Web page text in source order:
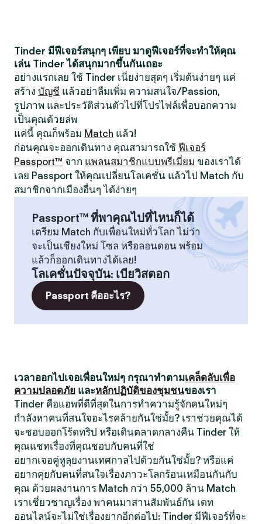
Tinder มีฟีเจอร์สนุกๆ เพียบ มาดูฟีเจอร์ที่จะทำให้คุณ
เล่น Tinder ได้สนุกมากขึ้นกันเถอะ
อย่างแรกเลย ใช้ Tinder เนี่ยง่ายสุดๆ เริ่มต้นง่ายๆ แค่
สร้าง บัญชี แล้วอย่าลืมเพิ่ม ความสนใจ/Passion,
รูปภาพ และประวัติส่วนตัวไปที่โปรไฟล์เพื่อบอกความ
เป็นคุณด้วยล่พ
แค่นี้ คุณก็พร้อม Match แล้ว!
ก่อนคุณจะออกเดินทาง คุณสามารถใช้ ฟีเจอร์
Passport™ จาก แพลนสมาชิกแบบพรีเมี่ยม ของเราได้
เลย Passport ให้คุณเปลี่ยนโลเคชั่น แล้วไป Match กับ
สมาชิกจากเมืองอื่นๆ ได้ง่ายๆ
Passport™ ที่พาคุณไปที่ไหนก็ได้
เตรียม Match กับเพื่อนใหม่ทั่วโลก ไม่ว่า
จะเป็นเชียงใหม่ โซล หรือลอนดอน พร้อม
แล้วก็ออกเดินทางได้เลย!
โลเคชั่นปัจจุบัน: เบียวิสตอก
Passport คืออะไร?
เวลาออกไปเจอเพื่อนใหม่ๆ กรุณาทำตามเคล็ดลับเพื่อ
ความปลอดภัย และหลักปฏิบัติของชุมชนของเรา
Tinder คือแอพที่ดีที่สุดในการทำความรู้จักคนใหม่ๆ
กำลังหาคนที่สนใจอะไรคล้ายกันใช่มั้ย? เราช่วยคุณได้
จะชอบออกโร้ดทริป หรือเดินตลาดกลางคืน Tinder ให้
คุณแชทเรื่องที่คุณชอบกับคนที่ใช่
อยากเจอคู่หูลุยงานเทศกาลไปด้วยกันใช่มั้ย? หรือแค่
อยากคุยกับคนที่สนใจเรื่องภาวะโลกร้อนเหมือนกันกับ
คุณ ด้วยผลงานการ Match กว่า 55,000 ล้าน Match
เราเชี่ยวชาญเรื่อง พาคนมาสานสัมพันธ์กัน เดท
ออนไลน์จะไม่ใช่เรื่องยากอีกต่อไป: Tinder มีฟีเจอร์ที่จะ